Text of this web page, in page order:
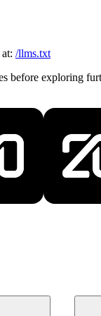
/llms.txt
before exploring